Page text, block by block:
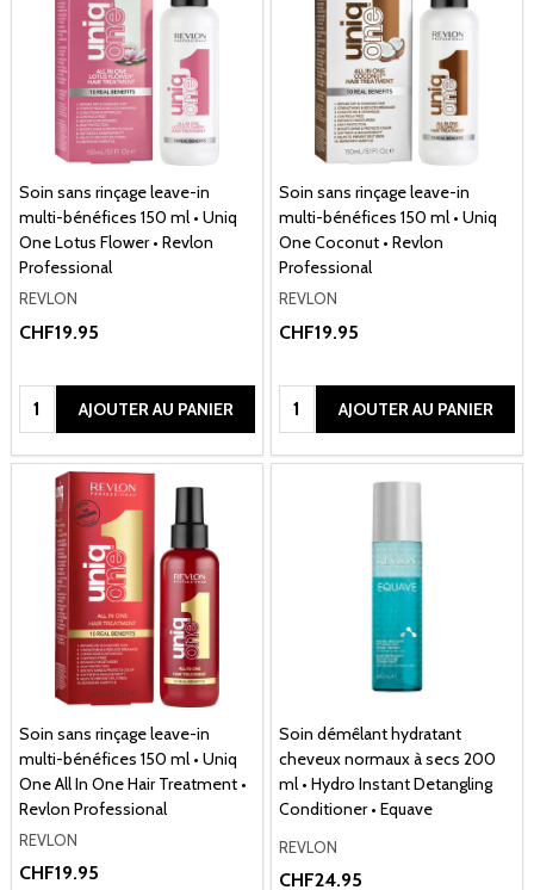
Soin sans rinçage leave-in
multi-bénéfices 150 ml • Uniq
One Lotus Flower • Revlon
Professional
REVLON
CHF19.95
Quantité:AJOUTER AU PANIER
Soin sans rinçage leave-in
multi-bénéfices 150 ml • Uniq
One Coconut • Revlon
Professional
REVLON
CHF19.95
Quantité:AJOUTER AU PANIER
Soin sans rinçage leave-in
multi-bénéfices 150 ml • Uniq
One All In One Hair Treatment •
Revlon Professional
REVLON
CHF19.95
Soin démêlant hydratant
cheveux normaux à secs 200
ml • Hydro Instant Detangling
Conditioner • Equave
REVLON
CHF24.95